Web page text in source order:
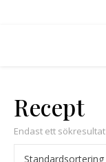
Recept
Endast ett sökresultat